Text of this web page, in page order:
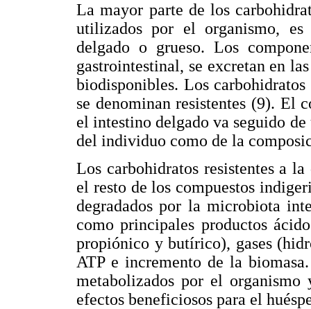
La mayor parte de los
utilizados por el organismo,
delgado o grueso. Los
gastrointestinal, se excretan en
biodisponibles. Los
se denominan resistentes (9). El
el intestino delgado va seguido
del individuo como de la
Los carbohidratos resistentes a
el resto de los compuestos
degradados por la microbiota
como principales productos
propiónico y butírico), gases
ATP e incremento de la
metabolizados por el
efectos beneficiosos para el